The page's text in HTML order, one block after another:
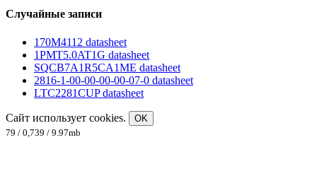
Случайные записи
170M4112 datasheet
1PMT5.0AT1G datasheet
SQCB7A1R5CA1ME datasheet
2816-1-00-00-00-00-07-0 datasheet
LTC2281CUP datasheet
Сайт использует cookies.
OK
79 / 0,739 / 9.97mb